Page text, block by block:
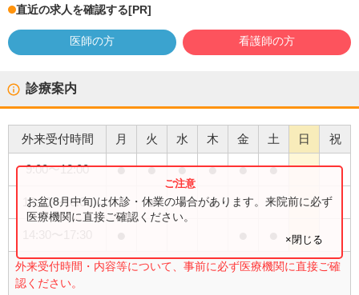
直近の求人を確認する[PR]
医師の方 看護師の方
診療案内
外来受付時間 月 火 水 木 金 土 日 祝
9:00〜12:00 ● ● ● ● ● ●
13:30〜16:00 ● ● ●
外来受付時間・内容等について、事前に必ず医療機関に直接ご確
認ください。
お盆(8月中旬)は休診・休業の場合があります。来院前に必ず
医療機関に直接ご確認ください。
×閉じる